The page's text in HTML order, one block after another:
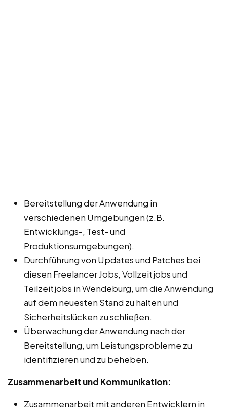
Bereitstellung der Anwendung in
verschiedenen Umgebungen (z.B.
Entwicklungs-, Test- und
Produktionsumgebungen).
Durchführung von Updates und Patches bei
diesen Freelancer Jobs, Vollzeitjobs und
Teilzeitjobs in Wendeburg, um die Anwendung
auf dem neuesten Stand zu halten und
Sicherheitslücken zu schließen.
Überwachung der Anwendung nach der
Bereitstellung, um Leistungsprobleme zu
identifizieren und zu beheben.
Zusammenarbeit und Kommunikation:
Zusammenarbeit mit anderen Entwicklern in